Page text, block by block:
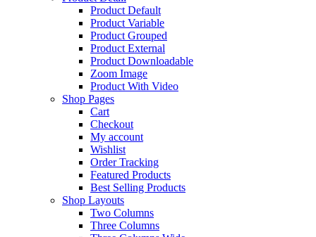
Product Default
Product Variable
Product Grouped
Product External
Product Downloadable
Zoom Image
Product With Video
Shop Pages
Cart
Checkout
My account
Wishlist
Order Tracking
Featured Products
Best Selling Products
Shop Layouts
Two Columns
Three Columns